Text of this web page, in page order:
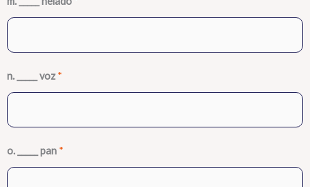
n. _____ voz *
o. _____ pan *